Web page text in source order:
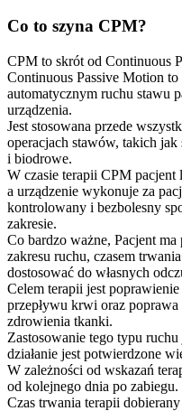
Co to szyna CPM?
CPM to skrót od Continuous
Continuous Passive Motion to
automatycznym ruchu stawu
urządzenia.
Jest stosowana przede
operacjach stawów, takich
i biodrowe.
W czasie terapii CPM pacjent
a urządzenie wykonuje za
kontrolowany i bezbolesny
zakresie.
Co bardzo ważne, Pacjent
zakresu ruchu, czasem
dostosować do własnych
Celem terapii jest
przepływu krwi oraz
zdrowienia tkanki.
Zastosowanie tego typu
działanie jest potwierdzone
W zależności od wskazań
od kolejnego dnia po zabiegu.
Czas trwania terapii